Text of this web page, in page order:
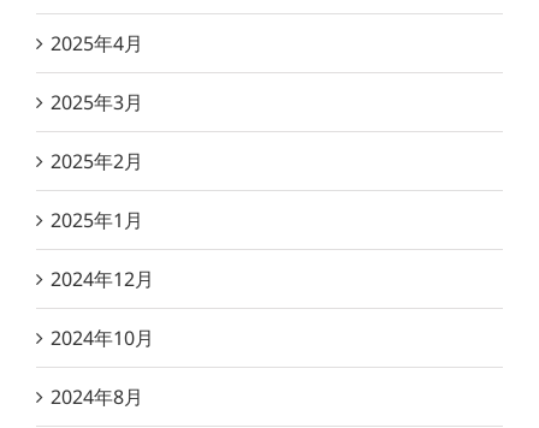
2025年4月
2025年3月
2025年2月
2025年1月
2024年12月
2024年10月
2024年8月